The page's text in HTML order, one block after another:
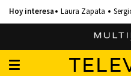
Laura Zapata